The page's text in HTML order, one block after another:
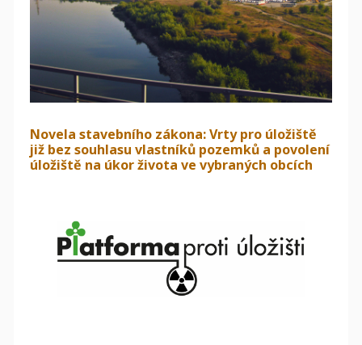
Novela stavebního zákona: Vrty pro úložiště
již bez souhlasu vlastníků pozemků a povolení
úložiště na úkor života ve vybraných obcích